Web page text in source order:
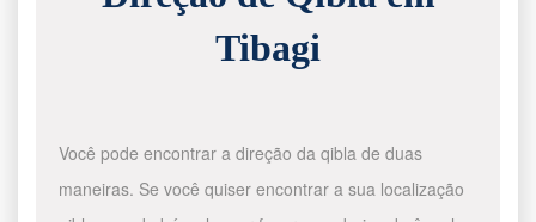
Tibagi
Você pode encontrar a direção da qibla de duas
maneiras. Se você quiser encontrar a sua localização